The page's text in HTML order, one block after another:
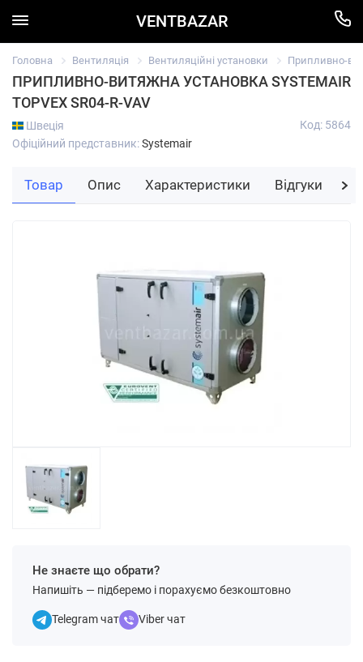
VENTBAZAR
Головна Вентиляція Вентиляційні установки Припливно-
ПРИПЛИВНО-ВИТЯЖНА УСТАНОВКА SYSTEMAIR
TOPVEX SR04-R-VAV
Швеція
Офіційний представник:Systemair
Код: 5864
Не знаєте що обрати?
Напишіть — підберемо і порахуємо безкоштовно
Telegram чат Viber чат
Товар Опис Характеристики Відгуки